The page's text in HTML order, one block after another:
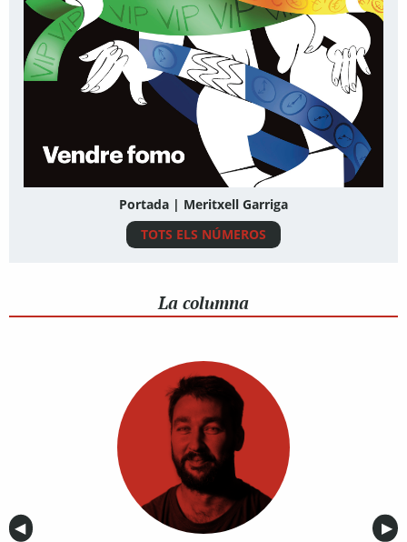
Portada | Meritxell Garriga
TOTS ELS NÚMEROS
La columna
Anterior
◀︎ ▶︎